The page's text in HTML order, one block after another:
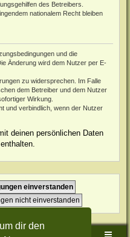
dir den
des Betreibers.
nationalem Recht bleiben
und die
Änderung wird dem Nutzer per E-
zu widersprechen. Im Falle
dem Betreiber und dem Nutzer
Wirkung.
und verbindlich, wenn der Nutzer
deinen persönlichen Daten
Foren-Übersicht